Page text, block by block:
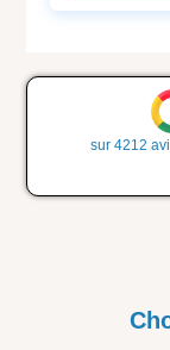
sur 4212